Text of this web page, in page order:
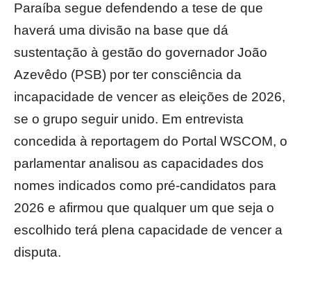
Paraíba segue defendendo a tese de que
haverá uma divisão na base que dá
sustentação à gestão do governador João
Azevêdo (PSB) por ter consciência da
incapacidade de vencer as eleições de 2026,
se o grupo seguir unido. Em entrevista
concedida à reportagem do Portal WSCOM, o
parlamentar analisou as capacidades dos
nomes indicados como pré-candidatos para
2026 e afirmou que qualquer um que seja o
escolhido terá plena capacidade de vencer a
disputa.